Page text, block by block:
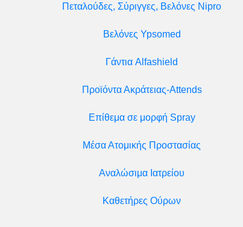
Πεταλούδες, Σύριγγες, Βελόνες Nipro
Βελόνες Ypsomed
Γάντια Alfashield
Προϊόντα Ακράτειας-Attends
Επίθεμα σε μορφή Spray
Μέσα Ατομικής Προστασίας
Αναλώσιμα Ιατρείου
Καθετήρες Ούρων